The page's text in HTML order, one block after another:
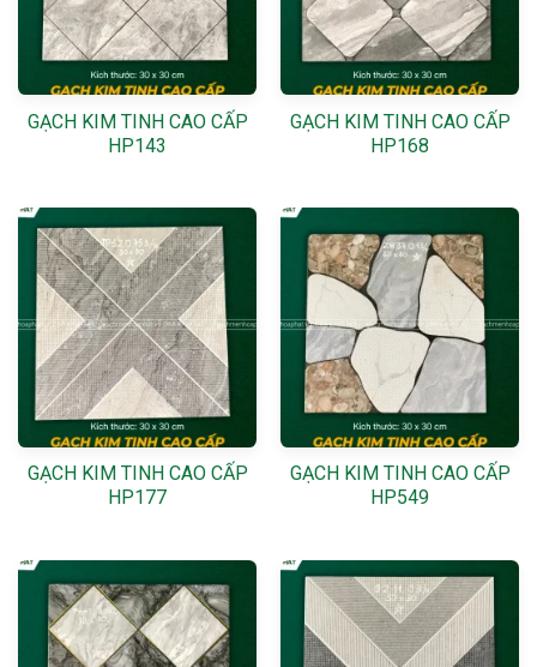
GẠCH KIM TINH CAO CẤP
HP143
GẠCH KIM TINH CAO CẤP
HP168
GẠCH KIM TINH CAO CẤP
HP177
GẠCH KIM TINH CAO CẤP
HP549